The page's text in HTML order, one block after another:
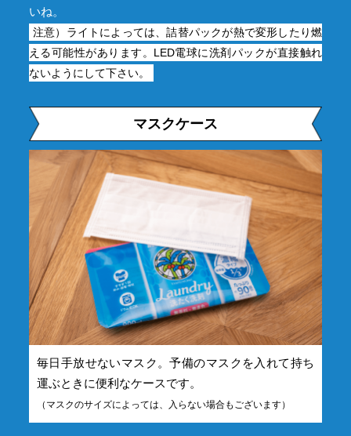
いね。
注意）ライトによっては、詰替パックが熱で変形したり燃
える可能性があります。LED電球に洗剤パックが直接触れ
ないようにして下さい。
マスクケース
毎日手放せないマスク。予備のマスクを入れて持ち
運ぶときに便利なケースです。
（マスクのサイズによっては、入らない場合もございます）